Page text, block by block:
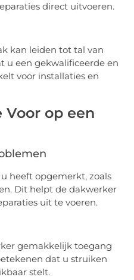
direct uitvoeren.
kan leiden tot tal van
u een gekwalificeerde en
voor installaties en
Voor op een
heeft opgemerkt, zoals
Dit helpt de dakwerker
uit te voeren.
gemakkelijk toegang
dat u struiken
stelt.